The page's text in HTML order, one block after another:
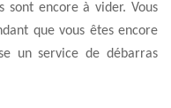
sont encore à vider. Vous
que vous êtes encore
un service de débarras